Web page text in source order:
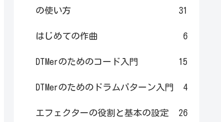
の使い方
31
はじめての作曲 6
DTMerのためのコード入門 15
DTMerのためのドラムパターン入門 4
エフェクターの役割と基本の設定 26